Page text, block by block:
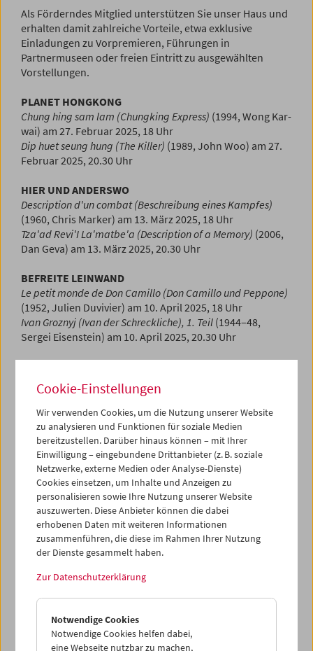
Als Förderndes Mitglied unterstützen Sie unser Haus und
erhalten damit zahlreiche Vorteile, etwa exklusive
Einladungen zu Vorpremieren, Führungen in
Partnermuseen oder freien Eintritt zu ausgewählten
Vorstellungen.
PLANET HONGKONG
Chung hing sam lam (Chungking Express) (1994, Wong Kar-
wai) am 27. Februar 2025, 18 Uhr
Dip huet seung hung (The Killer) (1989, John Woo) am 27.
Februar 2025, 20.30 Uhr
HIER UND ANDERSWO
Description d'un combat (Beschreibung eines Kampfes)
(1960, Chris Marker) am 13. März 2025, 18 Uhr
Tza'ad Revi'I La'matbe'a (Description of a Memory) (2006,
Dan Geva) am 13. März 2025, 20.30 Uhr
BEFREITE LEINWAND
Le petit monde de Don Camillo (Don Camillo und Peppone)
(1952, Julien Duvivier) am 10. April 2025, 18 Uhr
Ivan Groznyj (Ivan der Schreckliche), 1. Teil (1944–48,
Sergei Eisenstein) am 10. April 2025, 20.30 Uhr
online reserviert werden. Die Ausgabe erfolgt am Tag der
Vorführung an der Abendkassa.
Weitere Informationen zur Fördernden Mitgliedschaft
finden Siehier.
English version
Free Admission for Supporting
Members in February, March
and April 2025
As a supporting member, you support our institution and
admission to selected screenings.
Cookie-Einstellungen
Wir verwenden Cookies, um die Nutzung unserer Website
zu analysieren und Funktionen für soziale Medien
bereitzustellen. Darüber hinaus können – mit Ihrer
Einwilligung – eingebundene Drittanbieter (z. B. soziale
Netzwerke, externe Medien oder Analyse-Dienste)
Cookies einsetzen, um Inhalte und Anzeigen zu
personalisieren sowie Ihre Nutzung unserer Website
auszuwerten. Diese Anbieter können die dabei
erhobenen Daten mit weiteren Informationen
zusammenführen, die diese im Rahmen Ihrer Nutzung
der Dienste gesammelt haben.
Zur Datenschutzerklärung
Notwendige Cookies
Notwendige Cookies helfen dabei,
eine Webseite nutzbar zu machen,